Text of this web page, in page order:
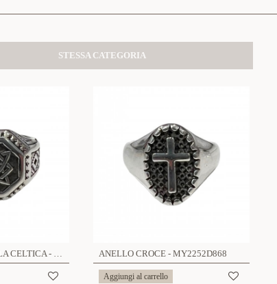
STESSA CATEGORIA
ANELLO CON STELLA CELTICA - MY2252D867 ANELLO CROCE - MY2252D868
Aggiungi al carrello